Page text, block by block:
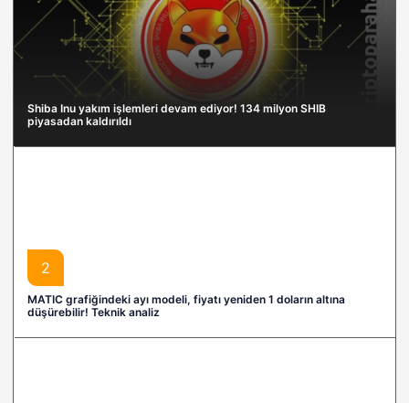
Shiba Inu yakım işlemleri devam ediyor! 134 milyon SHIB
piyasadan kaldırıldı
2
MATIC grafiğindeki ayı modeli, fiyatı yeniden 1 doların altına
düşürebilir! Teknik analiz